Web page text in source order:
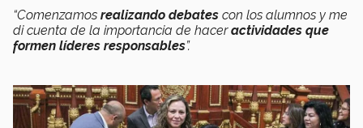
“Comenzamos realizando debates con los alumnos y me
di cuenta de la importancia de haceractividades que
formen líderes responsables”.